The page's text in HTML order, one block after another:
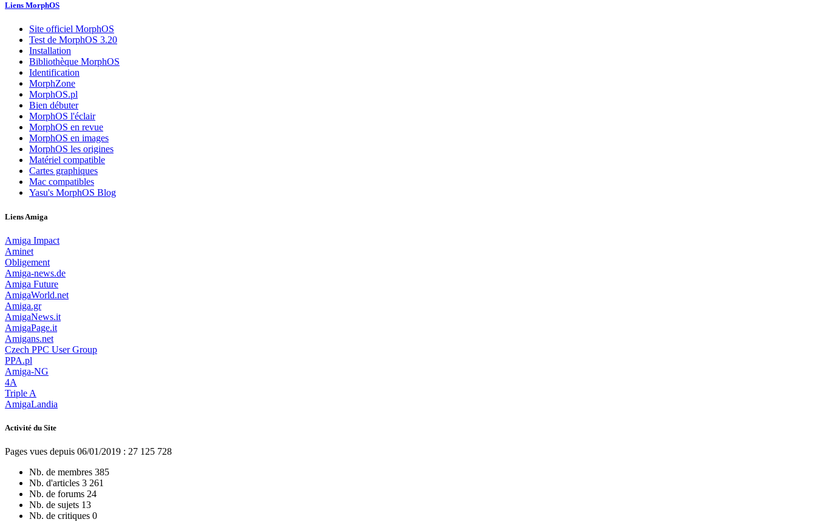
Liens MorphOS
Site officiel MorphOS
Test de MorphOS 3.20
Installation
Bibliothèque MorphOS
Identification
MorphZone
MorphOS.pl
Bien débuter
MorphOS l'éclair
MorphOS en revue
MorphOS en images
MorphOS les origines
Matériel compatible
Cartes graphiques
Mac compatibles
Yasu's MorphOS Blog
Liens Amiga
Amiga Impact
Aminet
Obligement
Amiga-news.de
Amiga Future
AmigaWorld.net
Amiga.gr
AmigaNews.it
AmigaPage.it
Amigans.net
Czech PPC User Group
PPA.pl
Amiga-NG
4A
Triple A
AmigaLandia
Activité du Site
Pages vues depuis 06/01/2019 : 27 125 728
Nb. de membres 385
Nb. d'articles 3 261
Nb. de forums 24
Nb. de sujets 13
Nb. de critiques 0